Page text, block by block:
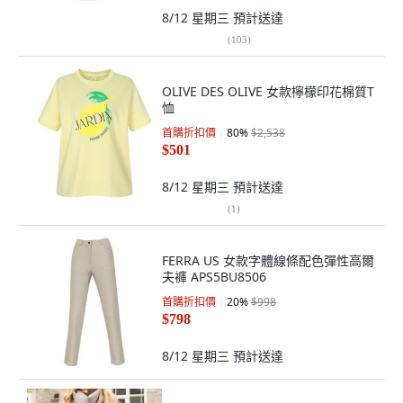
8/12 星期三 預計送達
(103)
OLIVE DES OLIVE 女款檸檬印花棉質T
恤
首購折扣價 80%$2,538
$501
8/12 星期三 預計送達
(1)
FERRA US 女款字體線條配色彈性高爾
夫褲 APS5BU8506
首購折扣價 20%$998
$798
8/12 星期三 預計送達